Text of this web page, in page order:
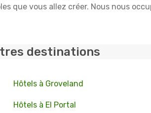
que vous allez créer. Nous nous
destinations
Hôtels à Groveland
Hôtels à El Portal